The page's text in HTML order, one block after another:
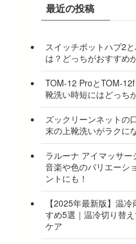
最近の投稿
スイッチボットハブ2
は？どっちがおすすめ
TOM-12 ProとTOM-
靴洗い時短にはどっち
ズックリーンネットの
末の上靴洗いがラクに
ラルーナ アイマッサー
音楽や色のバリエーシ
ントにも！
【2025年最新版】温
すめ5選｜温冷切り替
ケア